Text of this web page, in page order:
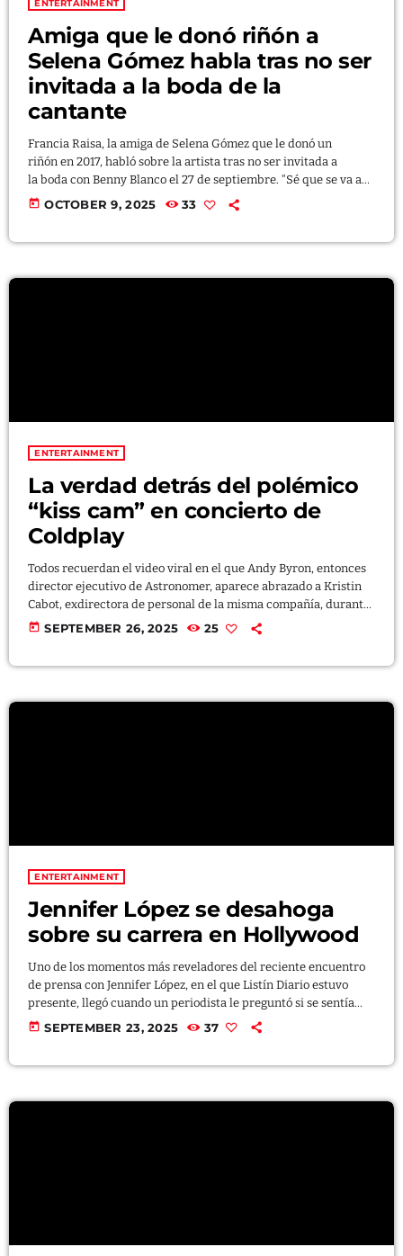
TALENTS
CONTACT
PROMOTE
Categories
Entertainment
Health
Lifestyle
Music
News
Uncategorized
Bigman Radio D Show
ELIEZER SANTANA
10:00 AM - 12:00 PM
Coffee Break
12:00 PM - 1:00 PM
ENTERTAINMENT
Amiga que le donó riñón a
Selena Gómez habla tras no ser
invitada a la boda de la
cantante
Francia Raisa, la amiga de Selena Gómez que le donó un
riñón en 2017, habló sobre la artista tras no ser invitada a
la boda con Benny Blanco el 27 de septiembre. “Sé que se va a
casar y estoy muy feliz por ella”, dijo Raisa a la reportera a
Magaly Ortiz . Agregó: “Y mira… ella tiene una vida y ya es
today OCTOBER 9, 2025 33
ENTERTAINMENT
La verdad detrás del polémico
“kiss cam” en concierto de
Coldplay
Todos recuerdan el video viral en el que Andy Byron, entonces
director ejecutivo de Astronomer, aparece abrazado a Kristin
Cabot, exdirectora de personal de la misma compañía, durante
el momento de la “kiss cam” en un recital de Coldplay en
Massachusetts. Ese episodio generó una ola de rumores sobre
today SEPTEMBER 26, 2025 25
ENTERTAINMENT
Jennifer López se desahoga
sobre su carrera en Hollywood
Uno de los momentos más reveladores del reciente encuentro
de prensa con Jennifer López, en el que Listín Diario estuvo
presente, llegó cuando un periodista le preguntó si se sentía
una actriz subestimada. Ella respiró y respondió: “Siempre
sentí que hacía lo mejor con lo que me daban. Claro que me
today SEPTEMBER 23, 2025 37